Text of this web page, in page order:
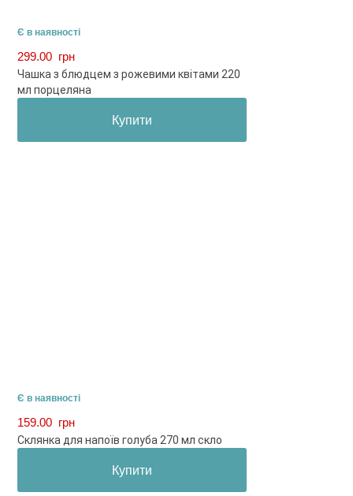
Є в наявності
299.00 грн
Чашка з блюдцем з рожевими квітами 220
мл порцеляна
Купити
Є в наявності
159.00 грн
Склянка для напоїв голуба 270 мл скло
Купити